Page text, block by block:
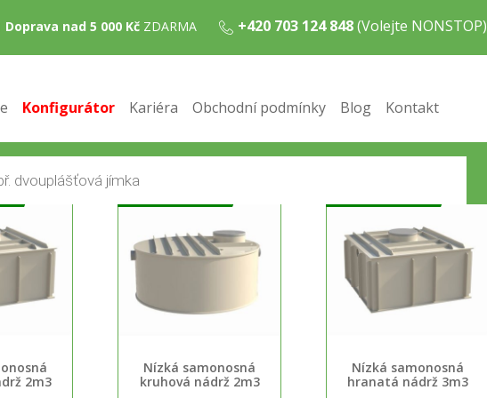
Doprava nad 5 000 Kč ZDARMA +420 703 124 848(Volejte NONSTOP)
Konfigurátor Kariéra Obchodní podmínky Blog Kontakt
2m3
Nízká samonosná
kruhová nádrž 2m3
Nízká samonosná
hranatá nádrž 3m3